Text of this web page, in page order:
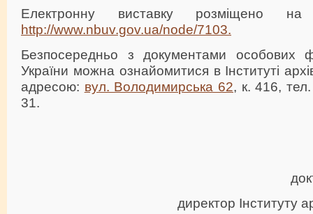
Електронну виставку
http://www.nbuv.gov.ua/node/7103.
Безпосередньо з документами особових
України можна ознайомитися в Інституті
адресою: вул. Володимирська 62, к. 416,
31.
директор Інституту